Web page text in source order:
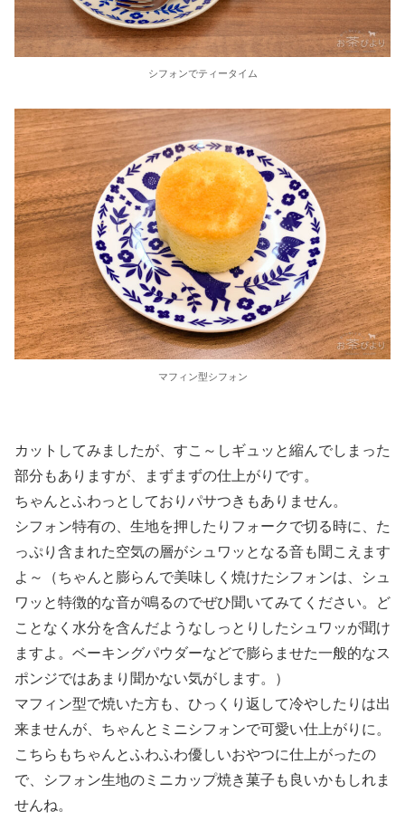
シフォンでティータイム
マフィン型シフォン
カットしてみましたが、すこ～しギュッと縮んでしまった
部分もありますが、まずまずの仕上がりです。
ちゃんとふわっとしておりパサつきもありません。
シフォン特有の、生地を押したりフォークで切る時に、た
っぷり含まれた空気の層がシュワッとなる音も聞こえます
よ～（ちゃんと膨らんで美味しく焼けたシフォンは、シュ
ワッと特徴的な音が鳴るのでぜひ聞いてみてください。ど
ことなく水分を含んだようなしっとりしたシュワッが聞け
ますよ。ベーキングパウダーなどで膨らませた一般的なス
ポンジではあまり聞かない気がします。）
マフィン型で焼いた方も、ひっくり返して冷やしたりは出
来ませんが、ちゃんとミニシフォンで可愛い仕上がりに。
こちらもちゃんとふわふわ優しいおやつに仕上がったの
で、シフォン生地のミニカップ焼き菓子も良いかもしれま
せんね。